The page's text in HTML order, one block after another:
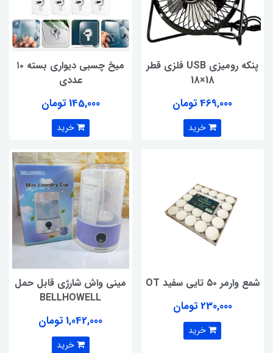
پنکه رومیزی USB فلزی قطر
18×18
469,000 تومان
خرید
میخ چسبی دیواری بسته ۱۰
عددی
145,000 تومان
خرید
شمع وارمر ۵۰ تایی سفید OT
230,000 تومان
خرید
مینی واش شارژی قابل حمل
BELLHOWELL
1,042,000 تومان
خرید